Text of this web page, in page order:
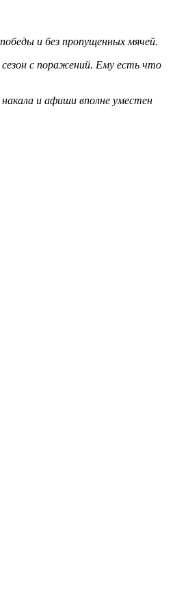
и без пропущенных мячей.
с поражений. Ему есть что
и афиши вполне уместен